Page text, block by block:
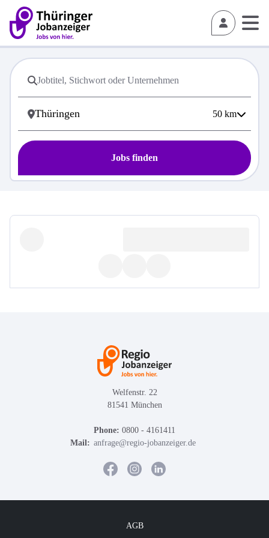
50 km
Jobs finden
Welfenstr. 22
81541 München
Phone: 0800 - 4161411
Mail: anfrage@regio-jobanzeiger.de
AGB